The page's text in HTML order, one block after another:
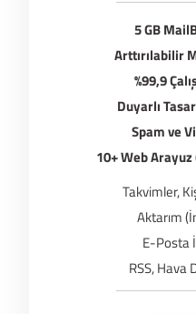
5 GB
Arttırılabilir
%99,9
Duyarlı
Spam ve
10+ Web
Takvimler,
Aktarım
E-Posta
RSS, Hava